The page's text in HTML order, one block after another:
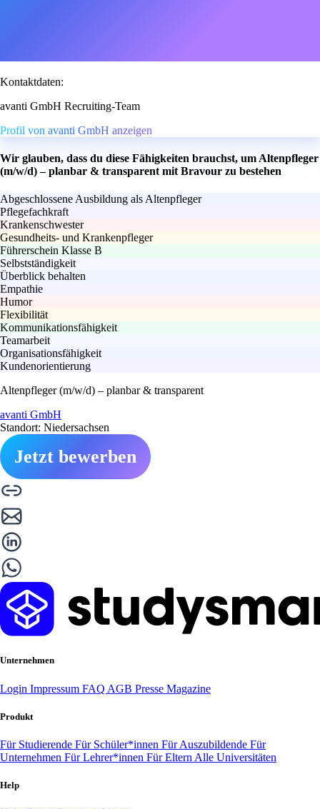
Kontaktdaten:
avanti GmbH Recruiting-Team
Profil von avanti GmbH anzeigen
Wir glauben, dass du diese Fähigkeiten brauchst, um Altenpfleger
(m/w/d) – planbar & transparent mit Bravour zu bestehen
Abgeschlossene Ausbildung als Altenpfleger
Pflegefachkraft
Krankenschwester
Gesundheits- und Krankenpfleger
Führerschein Klasse B
Selbstständigkeit
Überblick behalten
Empathie
Humor
Flexibilität
Kommunikationsfähigkeit
Teamarbeit
Organisationsfähigkeit
Kundenorientierung
Altenpfleger (m/w/d) – planbar & transparent
avanti GmbH
Standort: Niedersachsen
Jetzt bewerben
Unternehmen
Login Impressum FAQ AGB Presse Magazine
Produkt
Für Studierende Für Schüler*innen Für Auszubildende Für
Unternehmen Für Lehrer*innen Für Eltern Alle Universitäten
Help